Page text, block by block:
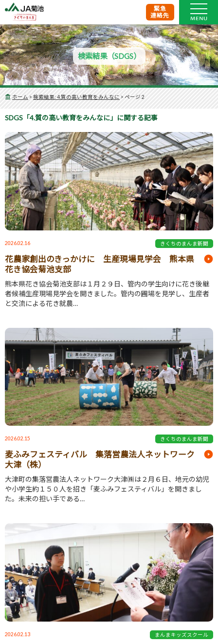
緊急
連絡先
検索結果（SDGS）
ホーム > 検索結果: 4.質の高い教育をみんなに > ページ 2
SDGS「4.質の高い教育をみんなに」に関する記事
2026.02.16 きくちのまんま新聞
花農家創出のきっかけに 生産現場見学会 熊本県
花き協会菊池支部
熊本県花き協会菊池支部は１月２９日、管内の学生向けに花き後継
者候補生産現場見学会を開きました。管内の圃場を見学し、生産者
と交流による花き就農…
2026.02.15 きくちのまんま新聞
麦ふみフェスティバル 集落営農法人ネットワーク
大津（株）
大津町の集落営農法人ネットワーク大津㈱は２月６日、地元の幼児
や小学生約１５０人を招き「麦ふみフェスティバル」を開きまし
た。未来の担い手である…
2026.02.13 まんまキッズスクール